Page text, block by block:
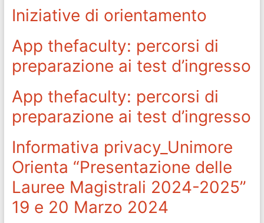
Iniziative di orientamento
App thefaculty: percorsi di
preparazione ai test d’ingresso
App thefaculty: percorsi di
preparazione ai test d’ingresso
Informativa privacy_Unimore
Orienta “Presentazione delle
Lauree Magistrali 2024-2025”
19 e 20 Marzo 2024